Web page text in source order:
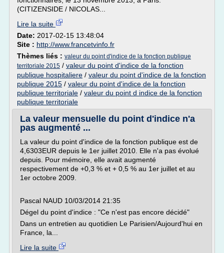
(CITIZENSIDE / NICOLAS...
Lire la suite
Date: 2017-02-15 13:48:04
Site : http://www.francetvinfo.fr
Thèmes liés : valeur du point d'indice de la fonction publique
territoriale 2015 / valeur du point d'indice de la fonction
publique hospitaliere / valeur du point d'indice de la fonction
publique 2015 / valeur du point d'indice de la fonction
publique territoriale / valeur du point d indice de la fonction
publique territoriale
La valeur mensuelle du point d'indice n'a
pas augmenté ...
La valeur du point d'indice de la fonction publique est de
4,6303EUR depuis le 1er juillet 2010. Elle n'a pas évolué
depuis. Pour mémoire, elle avait augmenté
respectivement de +0,3 % et + 0,5 % au 1er juillet et au
1er octobre 2009.
Pascal NAUD 10/03/2014 21:35
Dégel du point d'indice : "Ce n'est pas encore décidé"
Dans un entretien au quotidien Le Parisien/Aujourd'hui en
France, la...
Lire la suite